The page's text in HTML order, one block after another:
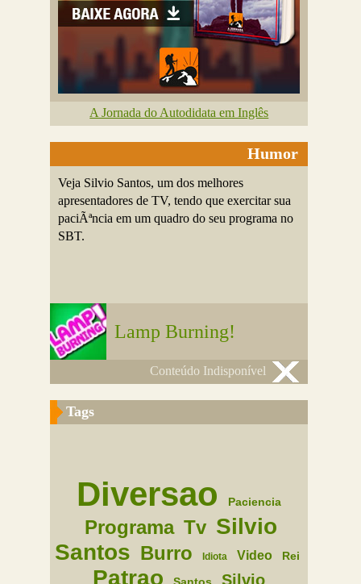
A Jornada do Autodidata em Inglês
Humor
Veja Silvio Santos, um dos melhores
apresentadores de TV, tendo que exercitar sua
paciÃªncia em um quadro do seu programa no
SBT.
Lamp Burning!
Conteúdo Indisponível
Tags
Diversao Paciencia
Programa Tv Silvio
Santos Burro Idiota Video Rei
Patrao Silvio